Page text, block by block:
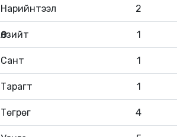
Нарийнтээл 2
Өлзийт 1
Сант 1
Тарагт 1
Төгрөг 4